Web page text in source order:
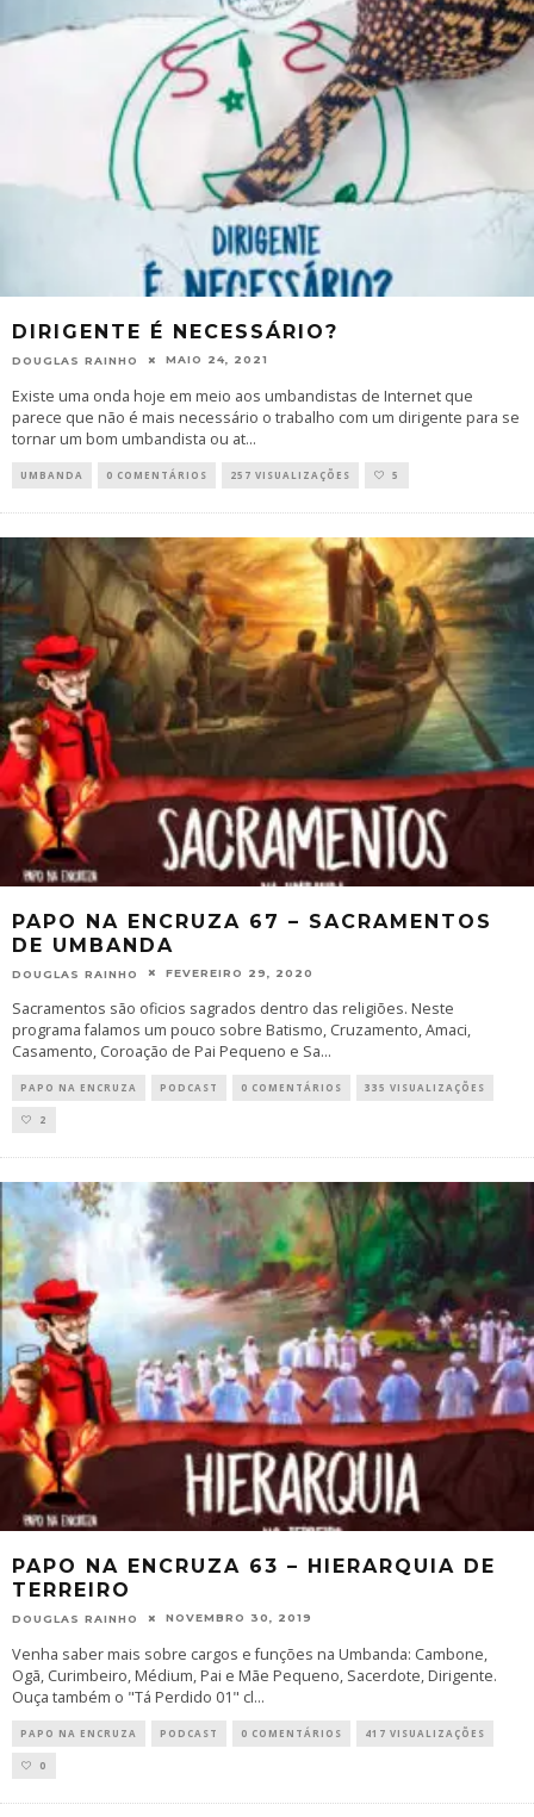
DIRIGENTE É NECESSÁRIO?
DOUGLAS RAINHO MAIO 24, 2021
Existe uma onda hoje em meio aos umbandistas de Internet que
parece que não é mais necessário o trabalho com um dirigente para se
tornar um bom umbandista ou at...
UMBANDA 0 COMENTÁRIOS 257 VISUALIZAÇÕES 5
PAPO NA ENCRUZA 67 – SACRAMENTOS
DE UMBANDA
DOUGLAS RAINHO FEVEREIRO 29, 2020
Sacramentos são oficios sagrados dentro das religiões. Neste
programa falamos um pouco sobre Batismo, Cruzamento, Amaci,
Casamento, Coroação de Pai Pequeno e Sa...
PAPO NA ENCRUZA PODCAST 0 COMENTÁRIOS 335 VISUALIZAÇÕES
2
PAPO NA ENCRUZA 63 – HIERARQUIA DE
TERREIRO
DOUGLAS RAINHO NOVEMBRO 30, 2019
Venha saber mais sobre cargos e funções na Umbanda: Cambone,
Ogã, Curimbeiro, Médium, Pai e Mãe Pequeno, Sacerdote, Dirigente.
Ouça também o "Tá Perdido 01" cl...
PAPO NA ENCRUZA PODCAST 0 COMENTÁRIOS 417 VISUALIZAÇÕES
0